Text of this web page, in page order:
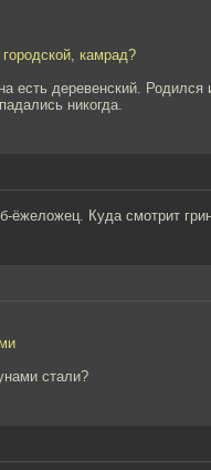
камрад?
есть деревенский.
никогда.
ёжеложец. Куда смотрит
стали?